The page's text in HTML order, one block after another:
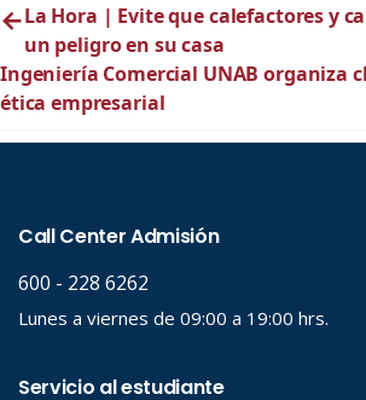
←La Hora | Evite que calefactores y
un peligro en su casa
Ingeniería Comercial UNAB organiza
ética empresarial